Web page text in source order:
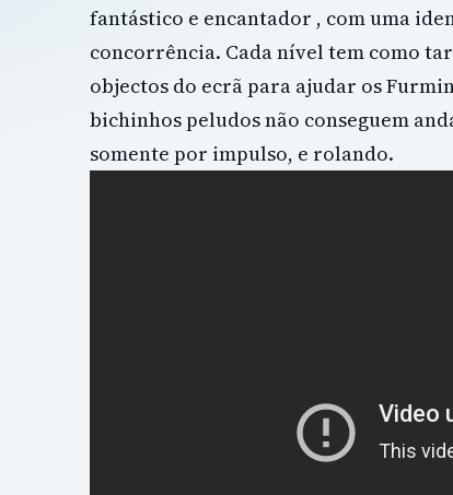
fantástico e encantador , com uma
concorrência. Cada nível tem como
objectos do ecrã para ajudar os
bichinhos peludos não conseguem
somente por impulso, e rolando.